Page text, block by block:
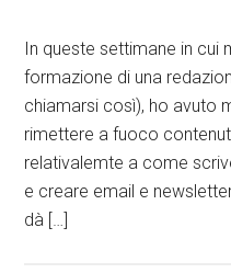
In queste settimane in cui
formazione di una
chiamarsi così), ho avuto
rimettere a fuoco
relativalemte a come
e creare email e
dà […]